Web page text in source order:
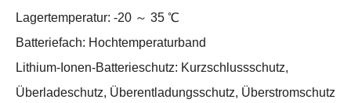
Lagertemperatur: -20 ～ 35 ℃
Batteriefach: Hochtemperaturband
Lithium-Ionen-Batterieschutz: Kurzschlussschutz,
Überladeschutz, Überentladungsschutz, Überstromschutz